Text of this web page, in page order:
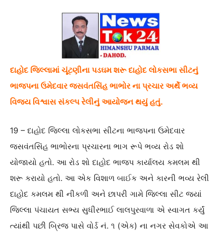
દાહોદ જિલ્લામાં ચૂંટણીના પડઘમ શરૂ દાહોદ લોકસભા સીટનું
ભાજપના ઉમેદવાર જસવંતસિંહ ભાભોર ના પ્રચાર અર્થે ભવ્ય
વિજય વિશ્વાસ સંકલ્પ રેલીનું આયોજન થયું હતું.
19 – દાહોદ જિલ્લા લોકસભા સીટના ભાજપના ઉમેદવાર
જસવંતસિંહ ભાભોરના પ્રચારના ભાગ રૂપે ભવ્ય રોડ શો
યોજાયો હતો. આ રોડ શો દાહોદ ભાજપ કાર્યાલય કમલમ થી
શરૂ કરાયો હતો. આ એક વિશાળ બાઈક અને કારની ભવ્ય રેલી
દાહોદ કમલમ થી નીકળી અને છાપરી ગામે જિલ્લા સીટ જ્યાં
જિલ્લા પંચાયત સભ્ય સુધીરભાઈ લાલપુરવાળા એ સ્વાગત કર્યું
ત્યાંથી પછી બ્રિજ પાસે વોર્ડ નં. ૧ (એક) ના નગર સેવકોએ આ